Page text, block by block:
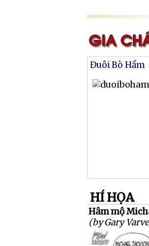
Đuôi Bò Hầm
HÍ HỌA
Hâm mộ
(by Gary